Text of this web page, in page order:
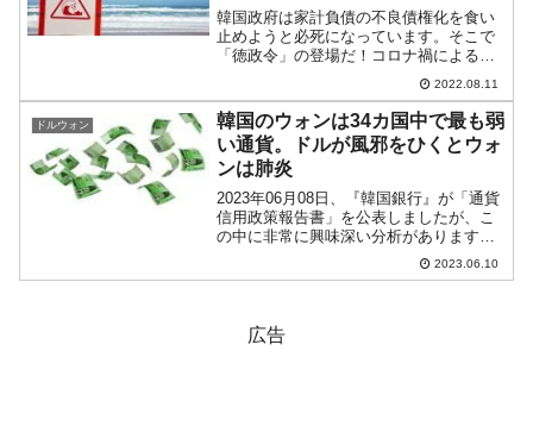
韓国政府は家計負債の不良債権化を食い
止めようと必死になっています。そこで
「徳政令」の登場だ！コロナ禍による経
済低迷から回復するために、前文政権時
代に韓国政府は、小商工人・個人事業主
の「融資の満期延長、元利償還の猶予」
措置を行いました。流動性...
2022.08.11
ドルウォン
韓国のウォンは34カ国中で最も弱
い通貨。ドルが風邪をひくとウォ
ンは肺炎
2023年06月08日、『韓国銀行』が「通貨
信用政策報告書」を公表しましたが、こ
の中に非常に興味深い分析があります。
通貨ウォンの脆弱性について指摘した箇
所です。Money1でもご紹介したとおり、
2023.06.10
広告